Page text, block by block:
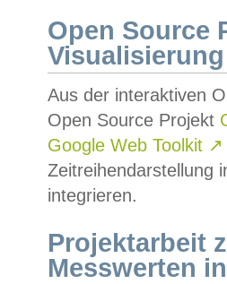
Open Source
Visualisierung
Aus der interaktiven
Open Source Projekt
Google Web Toolkit ↗
Zeitreihendarstellung
integrieren.
Projektarbeit
Messwerten